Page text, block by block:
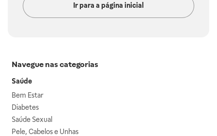
Ir para a página inicial
Navegue nas categorias
Saúde
Bem Estar
Diabetes
Saúde Sexual
Pele, Cabelos e Unhas